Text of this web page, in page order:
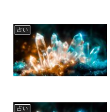
占い
占い